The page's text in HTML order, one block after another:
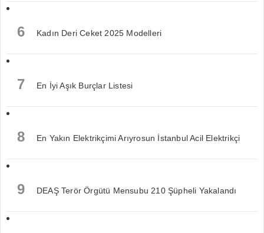
6 Kadın Deri Ceket 2025 Modelleri
7 En İyi Aşık Burçlar Listesi
8 En Yakın Elektrikçimi Arıyrosun İstanbul Acil Elektrikçi
9 DEAŞ Terör Örgütü Mensubu 210 Şüpheli Yakalandı